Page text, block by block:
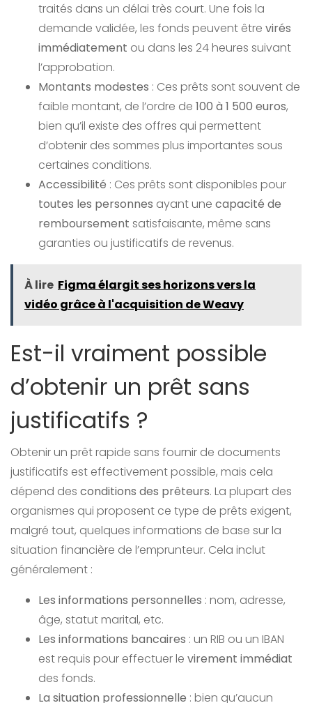
traités dans un délai très court. Une fois la
demande validée, les fonds peuvent être virés
immédiatement ou dans les 24 heures suivant
l’approbation.
Montants modestes : Ces prêts sont souvent de
faible montant, de l’ordre de 100 à 1 500 euros,
bien qu’il existe des offres qui permettent
d’obtenir des sommes plus importantes sous
certaines conditions.
Accessibilité : Ces prêts sont disponibles pour
toutes les personnes ayant une capacité de
remboursement satisfaisante, même sans
garanties ou justificatifs de revenus.
À lire Figma élargit ses horizons vers la
vidéo grâce à l'acquisition de Weavy
Est-il vraiment possible
d’obtenir un prêt sans
justificatifs ?
Obtenir un prêt rapide sans fournir de documents
justificatifs est effectivement possible, mais cela
dépend des conditions des prêteurs. La plupart des
organismes qui proposent ce type de prêts exigent,
malgré tout, quelques informations de base sur la
situation financière de l’emprunteur. Cela inclut
généralement :
Les informations personnelles : nom, adresse,
âge, statut marital, etc.
Les informations bancaires : un RIB ou un IBAN
est requis pour effectuer le virement immédiat
des fonds.
La situation professionnelle : bien qu’aucun